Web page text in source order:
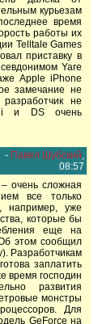
курьезам
время
работы их
Telltale Games
приставку в
Yare
Apple iPhone
замечание не
не
и DS очень
- Павел Шубский,
08:57
– очень сложная
все только
, например, уже
которые бы
еще на
этом сообщил
Разработчикам
заплатить
время господин
развития
монстры
Для
GeForce на